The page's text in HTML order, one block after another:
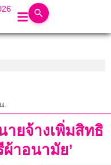
.
ายจ้างเพิ่มสิทธิ
าอนามัย’